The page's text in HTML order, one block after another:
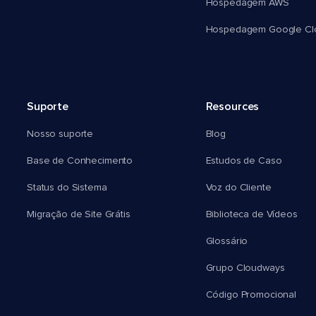
Hospedagem AWS
Hospedagem Google
Suporte
Nosso suporte
Base de Conhecimento
Status do Sistema
Migração de Site Grátis
Resources
Blog
Estudos de Caso
Voz do Cliente
Biblioteca de Vídeos
Glossário
Grupo Cloudways
Código Promocional